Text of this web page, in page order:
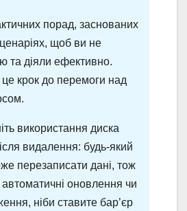
порад, заснованих
щоб ви не
та діяли ефективно.
крок до перемоги над
використання диска
видалення: будь-який
перезаписати дані, тож
автоматичні оновлення чи
ніби ставите бар’єр